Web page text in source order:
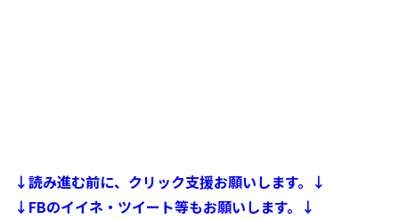
↓読み進む前に、クリック支援お願いします。↓
↓FBのイイネ・ツイート等もお願いします。↓